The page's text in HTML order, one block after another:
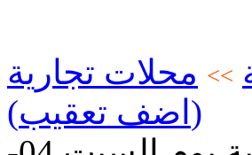
>> محلات تجارية
(اضف تعقيب)